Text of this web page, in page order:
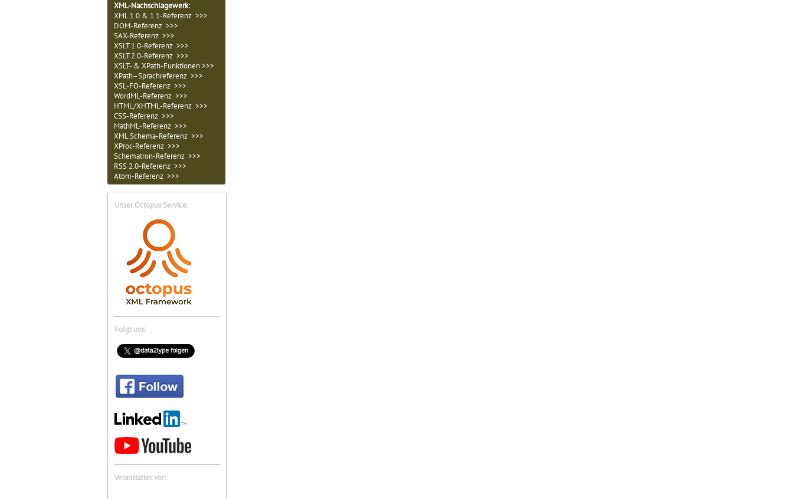
XML-Nachschlagewerk:
XML 1.0 & 1.1-Referenz >>>
DOM-Referenz >>>
SAX-Referenz >>>
XSLT 1.0-Referenz >>>
XSLT 2.0-Referenz >>>
XSLT- & XPath-Funktionen >>>
XPath–Sprachreferenz >>>
XSL-FO-Referenz >>>
WordML-Referenz >>>
HTML/XHTML-Referenz >>>
CSS-Referenz >>>
MathML-Referenz >>>
XML Schema-Referenz >>>
XProc-Referenz >>>
Schematron-Referenz >>>
RSS 2.0-Referenz >>>
Atom-Referenz >>>
Unser Octopus Service:
Folgt uns:
Veranstalter von: